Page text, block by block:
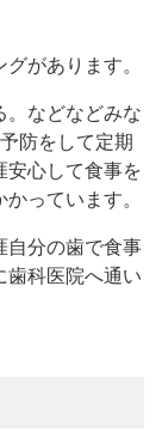
があります。
。などなどみな
防をして定期
安心して食事を
っています。
自分の歯で食事
歯科医院へ通い